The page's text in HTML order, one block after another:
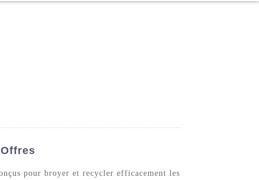
pour broyer et recycler efficacement les